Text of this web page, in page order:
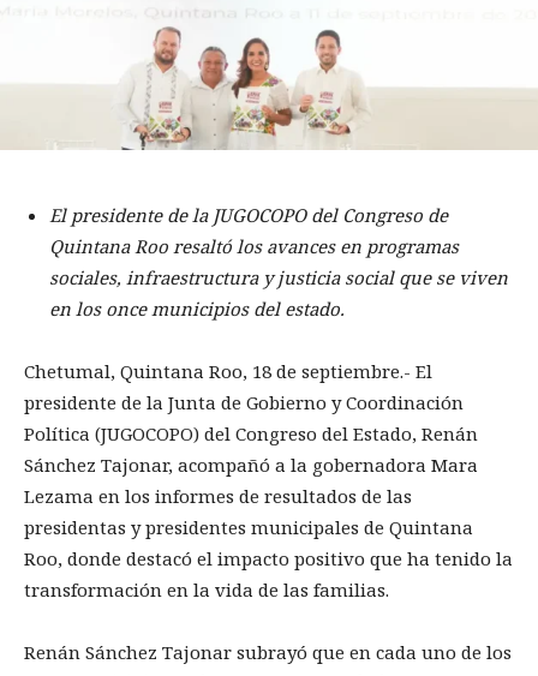
El presidente de la JUGOCOPO del Congreso de
Quintana Roo resaltó los avances en programas
sociales, infraestructura y justicia social que se viven
en los once municipios del estado.
Chetumal, Quintana Roo, 18 de septiembre.- El
presidente de la Junta de Gobierno y Coordinación
Política (JUGOCOPO) del Congreso del Estado, Renán
Sánchez Tajonar, acompañó a la gobernadora Mara
Lezama en los informes de resultados de las
presidentas y presidentes municipales de Quintana
Roo, donde destacó el impacto positivo que ha tenido la
transformación en la vida de las familias.
Renán Sánchez Tajonar subrayó que en cada uno de los